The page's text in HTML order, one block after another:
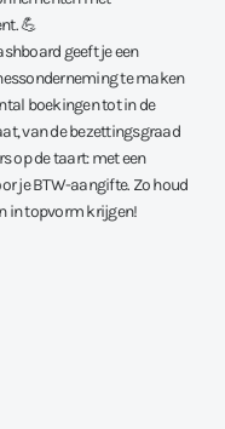
💪
geeft je een
te maken
boekingen tot in de
van de bezettingsgraad
op de taart: met een
je BTW-aangifte. Zo houd
in topvorm krijgen!